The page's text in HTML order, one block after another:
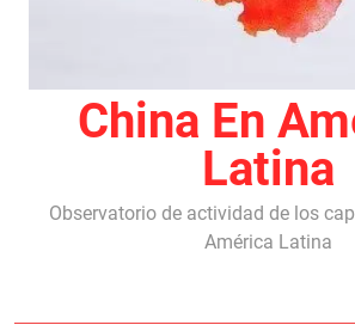
China En
Latina
Observatorio de actividad de los
América Latina